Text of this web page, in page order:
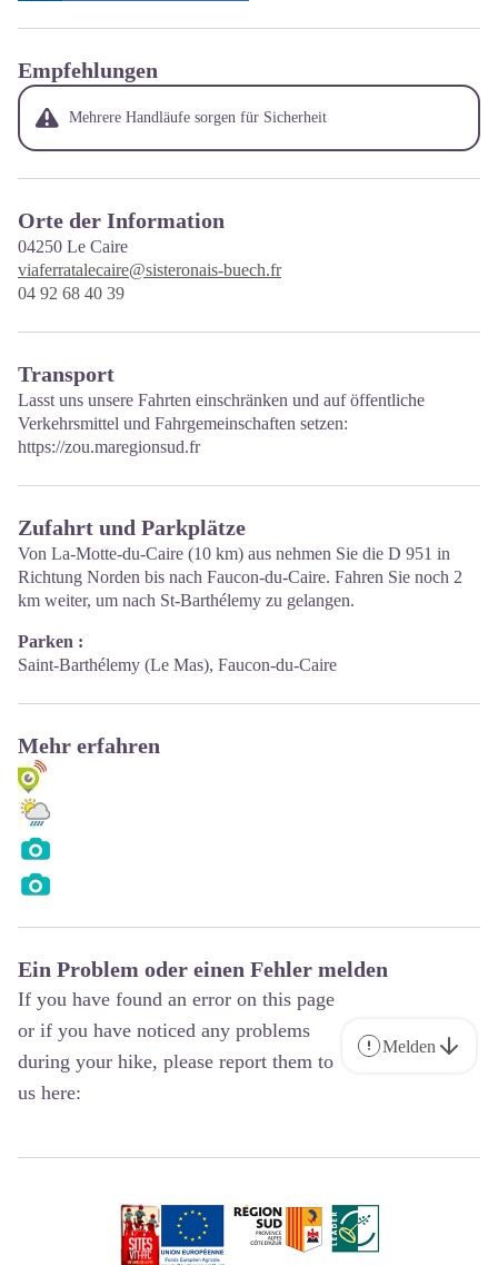
Empfehlungen
Mehrere Handläufe sorgen für Sicherheit
Orte der Information
04250 Le Caire
viaferratalecaire@sisteronais-buech.fr
04 92 68 40 39
Transport
Lasst uns unsere Fahrten einschränken und auf öffentliche
Verkehrsmittel und Fahrgemeinschaften setzen:
https://zou.maregionsud.fr
Zufahrt und Parkplätze
Von La-Motte-du-Caire (10 km) aus nehmen Sie die D 951 in
Richtung Norden bis nach Faucon-du-Caire. Fahren Sie noch 2
km weiter, um nach St-Barthélemy zu gelangen.
Parken :
Saint-Barthélemy (Le Mas), Faucon-du-Caire
Mehr erfahren
Ein Problem oder einen Fehler melden
If you have found an error on this page
or if you have noticed any problems
during your hike, please report them to
us here:
Melden